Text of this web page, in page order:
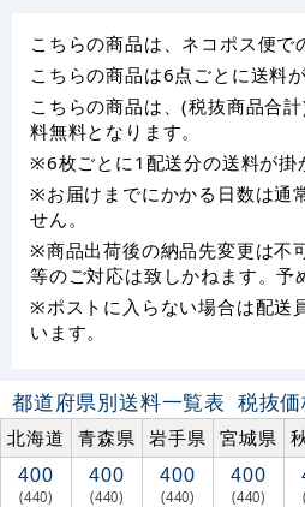
こちらの商品は、ネコポス便で
こちらの商品は6点ごとに送料
こちらの商品は、(税抜商品合
料無料となります。
※6枚ごとに1配送分の送料が掛
※お届けまでにかかる日数は通
せん。
※商品出荷後の納品先変更は不
等のご対応は致しかねます。予
※ポストに入らない場合は配送
います。
都道府県別送料一覧表 税抜価
北海道
青森県 岩手県 宮城県
400
(440)
400
(440)
400
(440)
400
(440)